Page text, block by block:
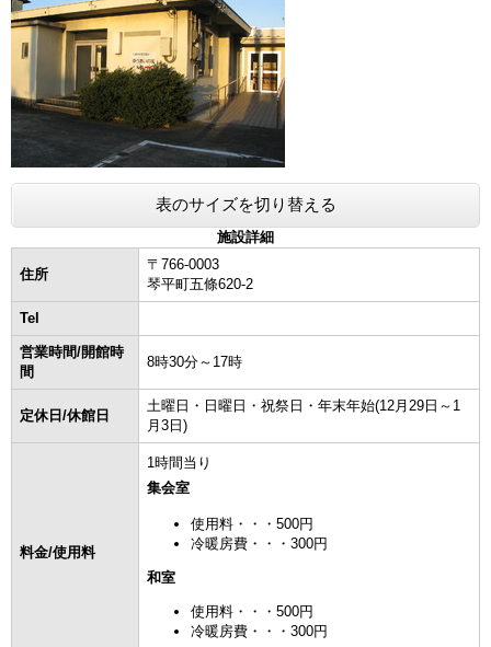
表のサイズを切り替える
施設詳細
住所
〒766-0003
琴平町五條620-2
Tel
営業時間/開館時
間
8時30分～17時
定休日/休館日
土曜日・日曜日・祝祭日・年末年始(12月29日～1
月3日)
料金/使用料
1時間当り
集会室
使用料・・・500円
冷暖房費・・・300円
和室
使用料・・・500円
冷暖房費・・・300円